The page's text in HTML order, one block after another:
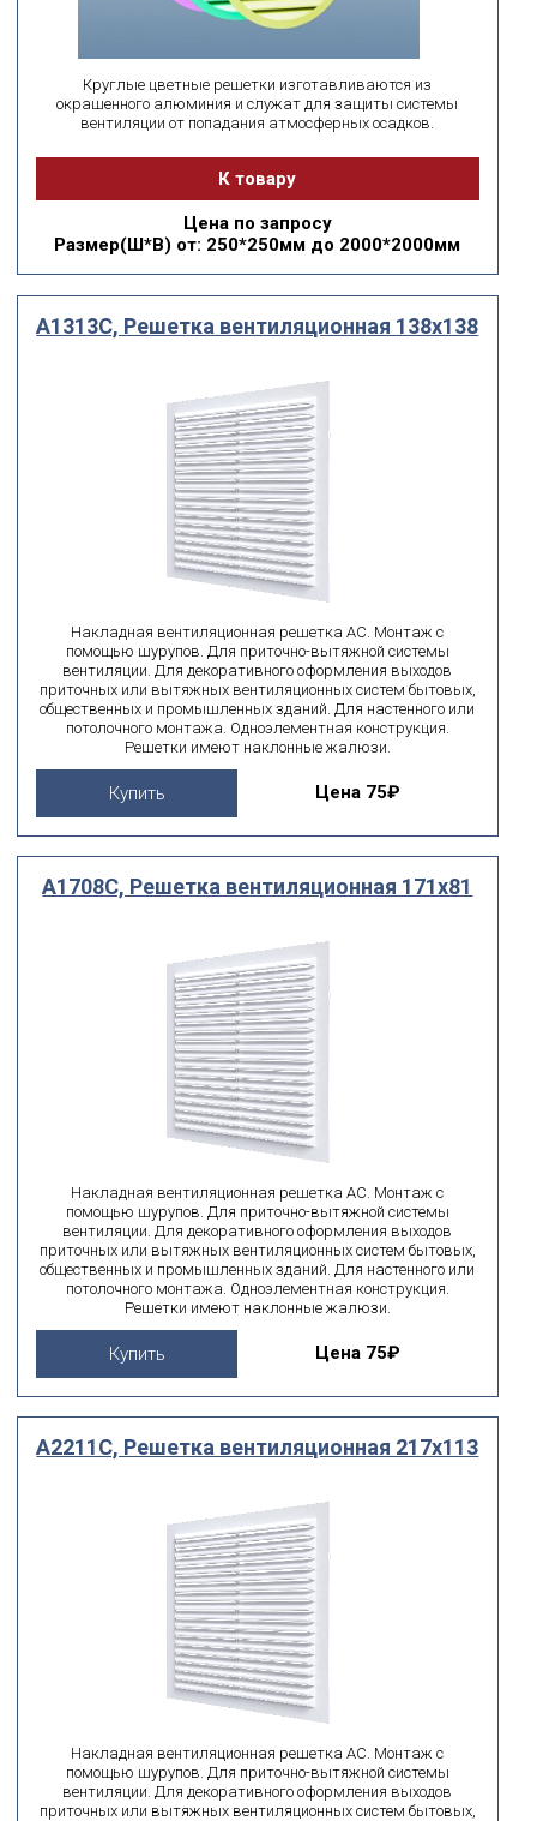
Круглые цветные решетки изготавливаются из
окрашенного алюминия и служат для защиты системы
вентиляции от попадания атмосферных осадков.
К товару
Цена по запросу
Размер(Ш*В) от: 250*250мм до 2000*2000мм
A1313C, Решетка вентиляционная 138х138
Накладная вентиляционная решетка AC. Монтаж с
помощью шурупов. Для приточно-вытяжной системы
вентиляции. Для декоративного оформления выходов
приточных или вытяжных вентиляционных систем бытовых,
общественных и промышленных зданий. Для настенного или
потолочного монтажа. Одноэлементная конструкция.
Решетки имеют наклонные жалюзи.
Купить Цена 75₽
A1708C, Решетка вентиляционная 171х81
Накладная вентиляционная решетка AC. Монтаж с
помощью шурупов. Для приточно-вытяжной системы
вентиляции. Для декоративного оформления выходов
приточных или вытяжных вентиляционных систем бытовых,
общественных и промышленных зданий. Для настенного или
потолочного монтажа. Одноэлементная конструкция.
Решетки имеют наклонные жалюзи.
Купить Цена 75₽
A2211C, Решетка вентиляционная 217х113
Накладная вентиляционная решетка AC. Монтаж с
помощью шурупов. Для приточно-вытяжной системы
вентиляции. Для декоративного оформления выходов
приточных или вытяжных вентиляционных систем бытовых,